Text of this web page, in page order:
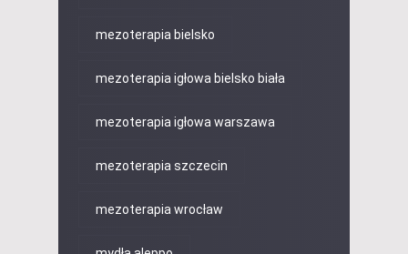
mezoterapia bielsko
mezoterapia igłowa bielsko biała
mezoterapia igłowa warszawa
mezoterapia szczecin
mezoterapia wrocław